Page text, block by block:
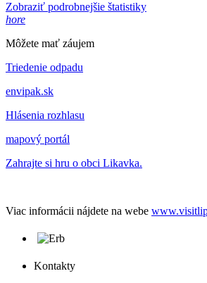
Zobraziť podrobnejšie štatistiky
hore
Môžete mať záujem
Triedenie odpadu
envipak.sk
Hlásenia rozhlasu
mapový portál
Zahrajte si hru o obci Likavka.
Viac informácii nájdete na webe
Kontakty